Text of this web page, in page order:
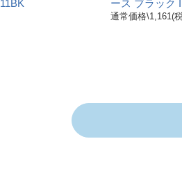
ース ブラック
通常価格\1,161(